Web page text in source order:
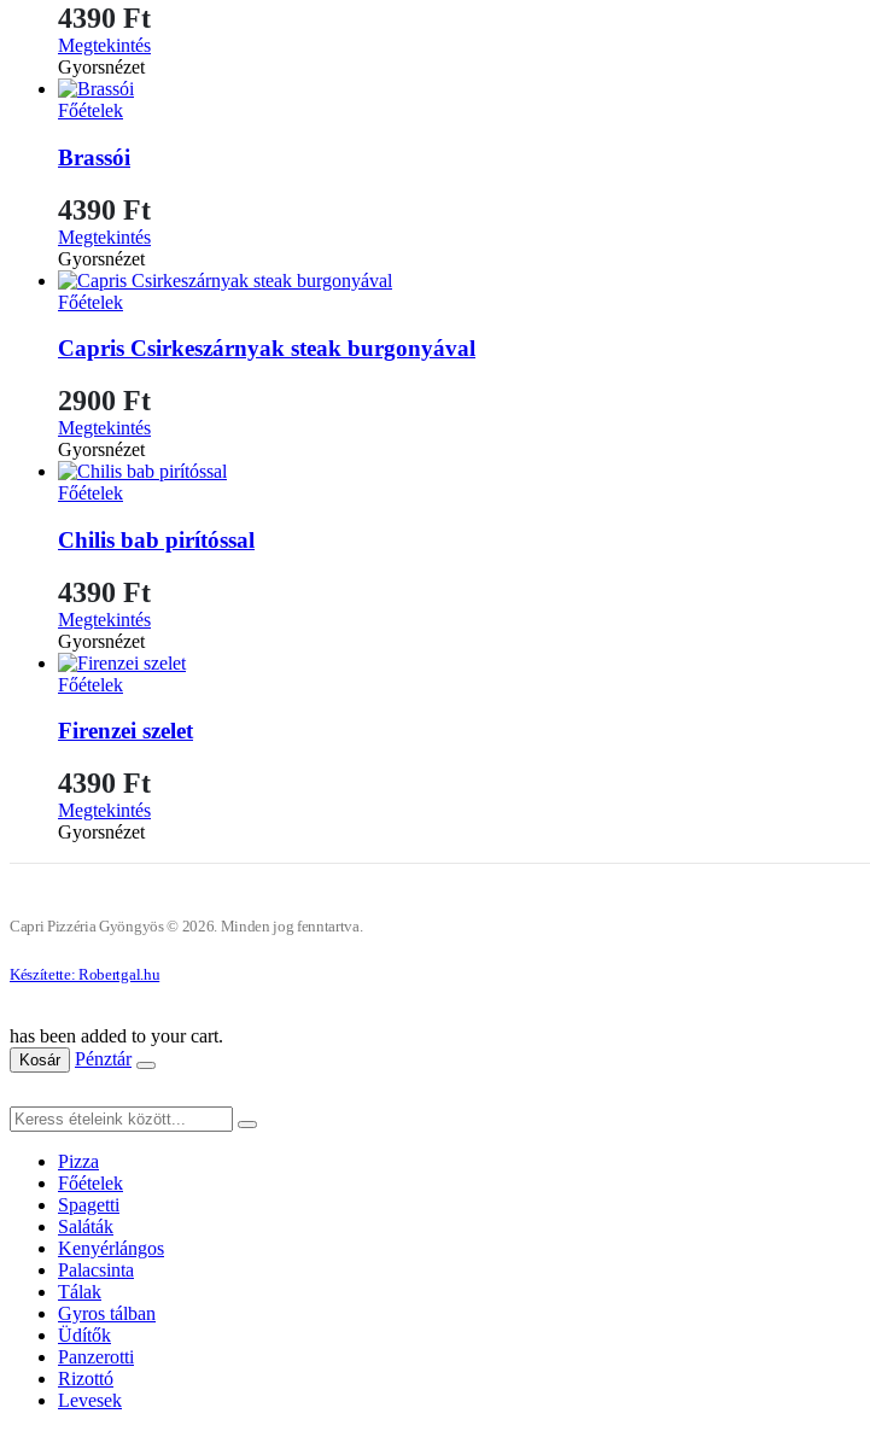
4390 Ft
Megtekintés
Gyorsnézet
Főételek
Brassói
4390 Ft
Megtekintés
Gyorsnézet
Főételek
Capris Csirkeszárnyak steak burgonyával
2900 Ft
Megtekintés
Gyorsnézet
Főételek
Chilis bab pirítóssal
4390 Ft
Megtekintés
Gyorsnézet
Főételek
Firenzei szelet
4390 Ft
Megtekintés
Gyorsnézet
Capri Pizzéria Gyöngyös © 2026. Minden jog fenntartva.
Készítette: Robertgal.hu
has been added to your cart.
Kosár Pénztár
Pizza
Főételek
Spagetti
Saláták
Kenyérlángos
Palacsinta
Tálak
Gyros tálban
Üdítők
Panzerotti
Rizottó
Levesek